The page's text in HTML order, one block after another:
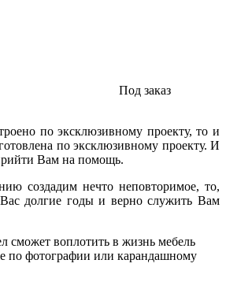
Под заказ
по эксклюзивному проекту, то и
по эксклюзивному проекту. И
Вам на помощь.
создадим нечто неповторимое, то,
Вас долгие годы и верно служить Вам
сможет воплотить в жизнь мебель
по фотографии или карандашному